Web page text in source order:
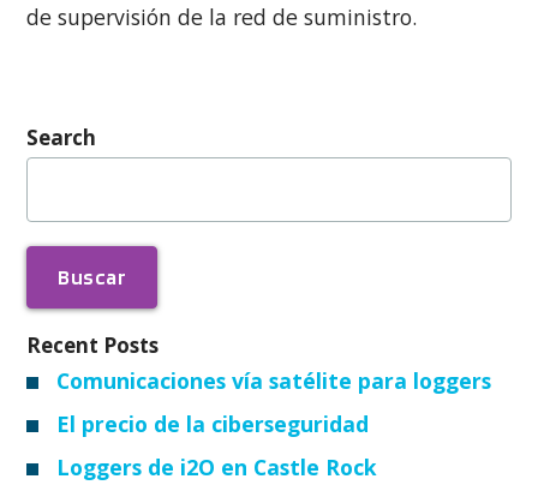
de supervisión de la red de suministro.
Search
Buscar:
Recent Posts
Comunicaciones vía satélite para loggers
El precio de la ciberseguridad
Loggers de i2O en Castle Rock